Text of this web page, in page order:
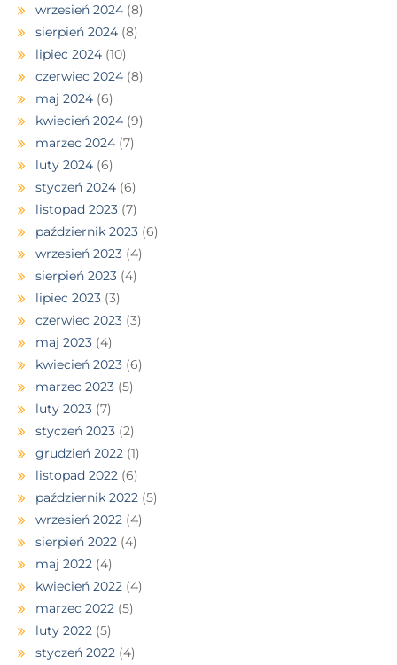
wrzesień 2024 (8)
sierpień 2024 (8)
lipiec 2024 (10)
czerwiec 2024 (8)
maj 2024 (6)
kwiecień 2024 (9)
marzec 2024 (7)
luty 2024 (6)
styczeń 2024 (6)
listopad 2023 (7)
październik 2023 (6)
wrzesień 2023 (4)
sierpień 2023 (4)
lipiec 2023 (3)
czerwiec 2023 (3)
maj 2023 (4)
kwiecień 2023 (6)
marzec 2023 (5)
luty 2023 (7)
styczeń 2023 (2)
grudzień 2022 (1)
listopad 2022 (6)
październik 2022 (5)
wrzesień 2022 (4)
sierpień 2022 (4)
maj 2022 (4)
kwiecień 2022 (4)
marzec 2022 (5)
luty 2022 (5)
styczeń 2022 (4)